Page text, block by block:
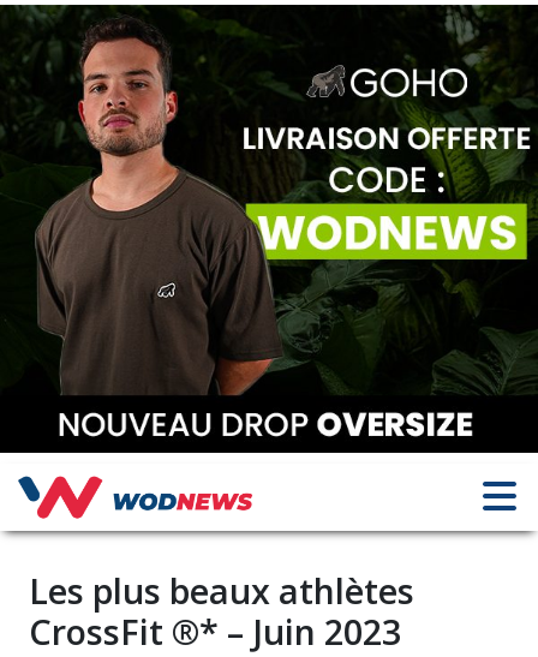
Les plus beaux athlètes
CrossFit ®* – Juin 2023